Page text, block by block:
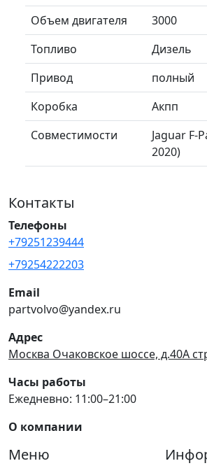
Объем двигателя
3000
Топливо
Дизель
Привод
полный
Коробка
Акпп
Совместимости
Jaguar F-
2020)
Контакты
Телефоны
+79251239444
+79254222203
Email
partvolvo@yandex.ru
Адрес
Москва Очаковское шоссе, д.40А
Часы работы
Ежедневно: 11:00–21:00
О компании
Меню